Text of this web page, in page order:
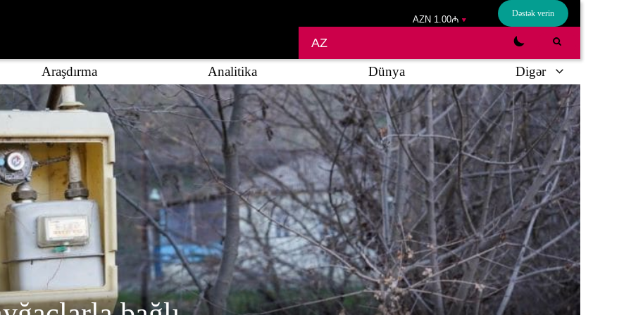
AZN 1.00₼
Dəstək verin
AZ
Araşdırma Analitika Dünya Digər